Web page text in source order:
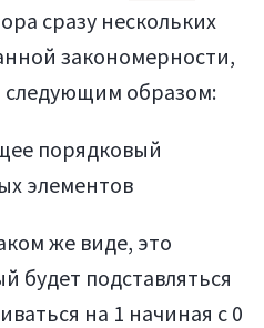
сразу нескольких
закономерности,
образом:
порядковый
элементов
же виде, это
будет подставляться
на 1 начиная с 0